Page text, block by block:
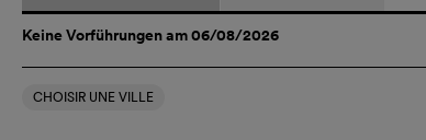
Keine Vorführungen am 06/08/2026
CHOISIR UNE VILLE